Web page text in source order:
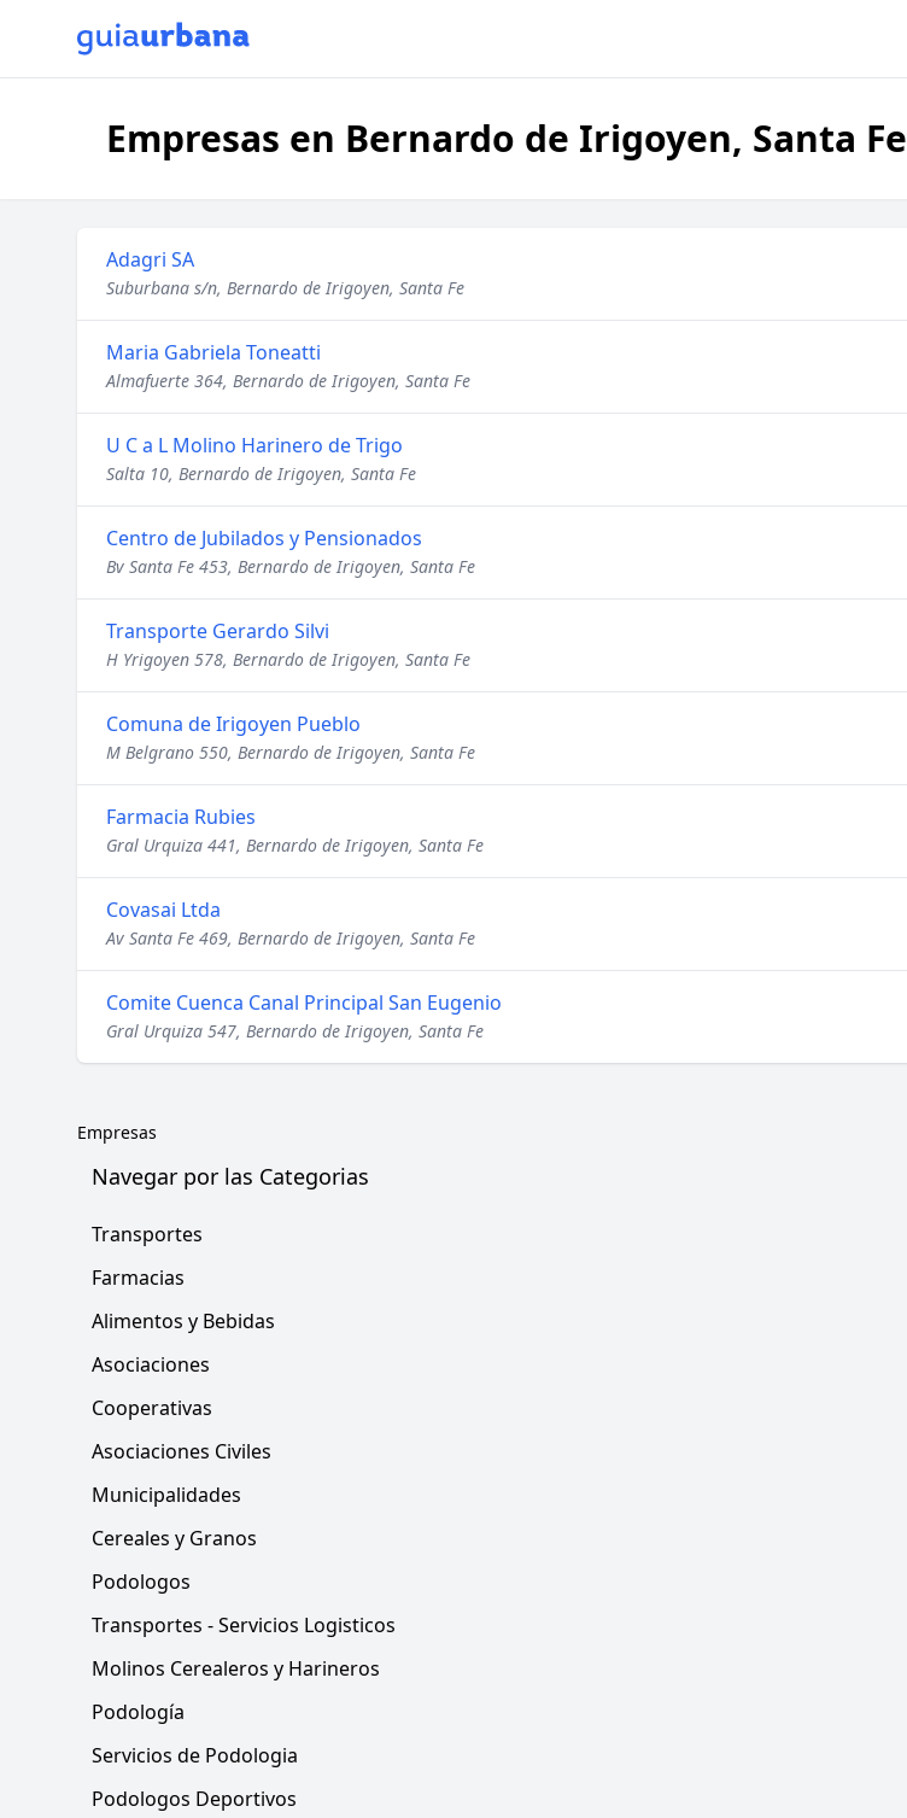
Empresas en Bernardo de Irigoyen, Santa Fe
Adagri SA
Suburbana s/n, Bernardo de Irigoyen, Santa Fe
Maria Gabriela Toneatti
Almafuerte 364, Bernardo de Irigoyen, Santa Fe
U C a L Molino Harinero de Trigo
Salta 10, Bernardo de Irigoyen, Santa Fe
Centro de Jubilados y Pensionados
Bv Santa Fe 453, Bernardo de Irigoyen, Santa Fe
Transporte Gerardo Silvi
H Yrigoyen 578, Bernardo de Irigoyen, Santa Fe
Comuna de Irigoyen Pueblo
M Belgrano 550, Bernardo de Irigoyen, Santa Fe
Farmacia Rubies
Gral Urquiza 441, Bernardo de Irigoyen, Santa Fe
Covasai Ltda
Av Santa Fe 469, Bernardo de Irigoyen, Santa Fe
Comite Cuenca Canal Principal San Eugenio
Gral Urquiza 547, Bernardo de Irigoyen, Santa Fe
Empresas
Navegar por las Categorias
Transportes
Farmacias
Alimentos y Bebidas
Asociaciones
Cooperativas
Asociaciones Civiles
Municipalidades
Cereales y Granos
Podologos
Transportes - Servicios Logisticos
Molinos Cerealeros y Harineros
Podología
Servicios de Podologia
Podologos Deportivos